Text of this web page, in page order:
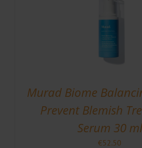
Murad Biome
Prevent Blemish
Serum 30 ml
€52.50